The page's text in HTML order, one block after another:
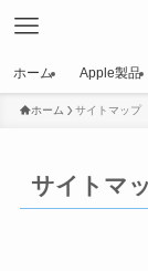
ホーム Apple製品
ホーム サイトマップ
サイトマ